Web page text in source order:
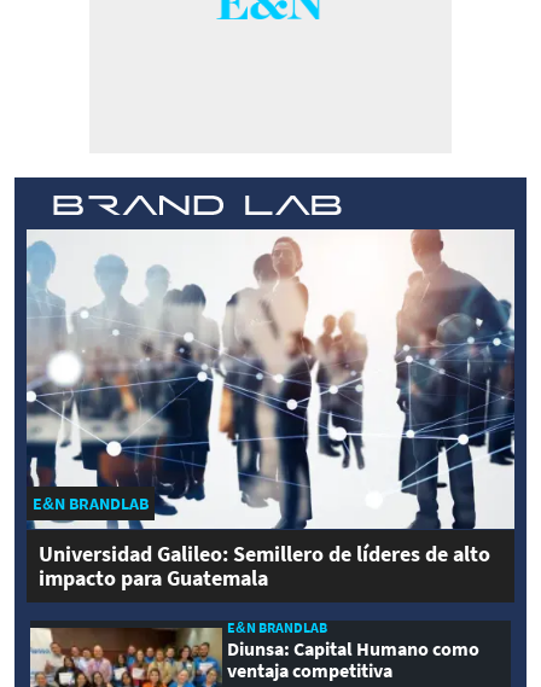
E&N BRANDLAB
Universidad Galileo: Semillero de líderes de alto
impacto para Guatemala
E&N BRANDLAB
Diunsa: Capital Humano como
ventaja competitiva